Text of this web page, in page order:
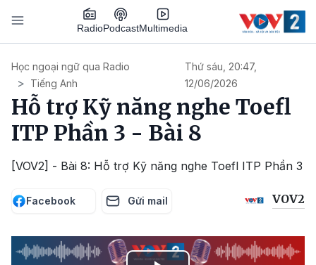
Nhảy đến nội dung
RadioPodcastMultimedia
Học ngoại ngữ qua Radio
Tiếng Anh
Thứ sáu, 20:47,
12/06/2026
Hỗ trợ Kỹ năng nghe Toefl
ITP Phần 3 - Bài 8
[VOV2] - Bài 8: Hỗ trợ Kỹ năng nghe Toefl ITP Phần 3
Facebook Gửi mail VOV2